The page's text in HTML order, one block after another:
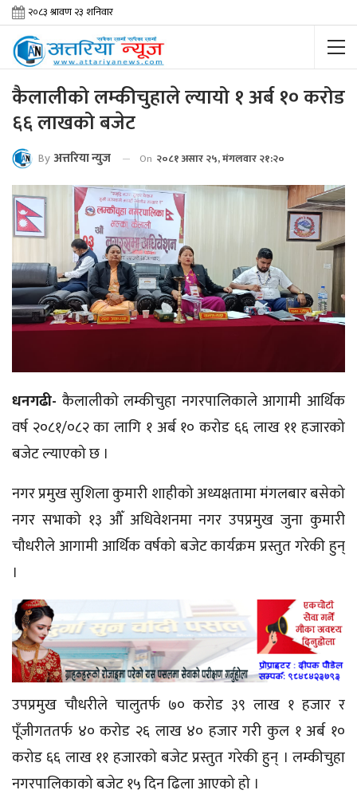
कैलालीको लम्कीचुहाले ल्यायो १ अर्ब १० करोड
६६ लाखको बजेट
By अत्तरिया न्युज On २०८१ असार २५, मंगलवार २१:२०
धनगढी- कैलालीको लम्कीचुहा नगरपालिकाले आगामी आर्थिक
वर्ष२०८१/०८२का लागि १ अर्ब १० करोड ६६ लाख ११ हजारको
बजेट ल्याएको छ ।
नगर प्रमुखसुशिलाकुमारी शाहीको अध्यक्षतामामंगलबारबसेको
नगर सभाको १३ औँ अधिवेशनमा नगर उपप्रमुख जुना कुमारी
चौधरीले आगामी आर्थिक वर्षको बजेट कार्यक्रम प्रस्तुत गरेकी हुन्
।
उपप्रमुख चौधरीले चालुतर्फ ७० करोड ३९ लाख १ हजार र
पूँजीगततर्फ ४० करोड २६ लाख ४० हजार गरी कुल १ अर्ब १०
करोड ६६ लाख ११ हजारको बजेट प्रस्तुत गरेकी हुन् । लम्कीचुहा
नगरपालिकाको बजेट १५ दिन ढिला आएको हो ।